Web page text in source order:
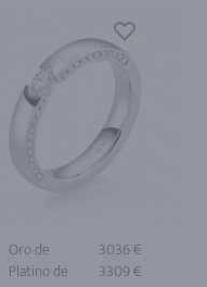
Oro de
3036 €
Platino de
3309 €